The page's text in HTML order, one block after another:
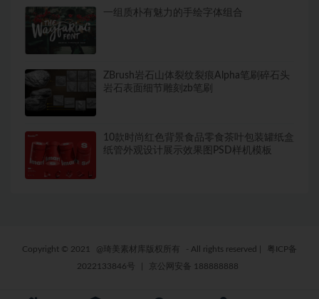
一组质朴有魅力的手绘字体组合
ZBrush岩石山体裂纹裂痕Alpha笔刷碎石头
岩石表面细节雕刻zb笔刷
10款时尚红色背景食品零食茶叶包装罐纸盒
纸管外观设计展示效果图PSD样机模板
Copyright © 2021 @琦美素材库版权所有 - All rights reserved
粤ICP备
2022133846号
京公网安备 188888888